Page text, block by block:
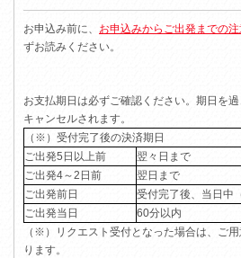
お申込み前に、 お申込みからご出発までの
ずお読みください。
お支払期日は必ずご確認ください。期日を
キャンセルされます。
（※）受付完了後の決済期日
ご出発5日以上前
翌々日まで
ご出発4～2日前
翌日まで
ご出発前日
受付完了後、当日中
ご出発当日
60分以内
（※）リクエスト受付となった場合は、ご
ります。